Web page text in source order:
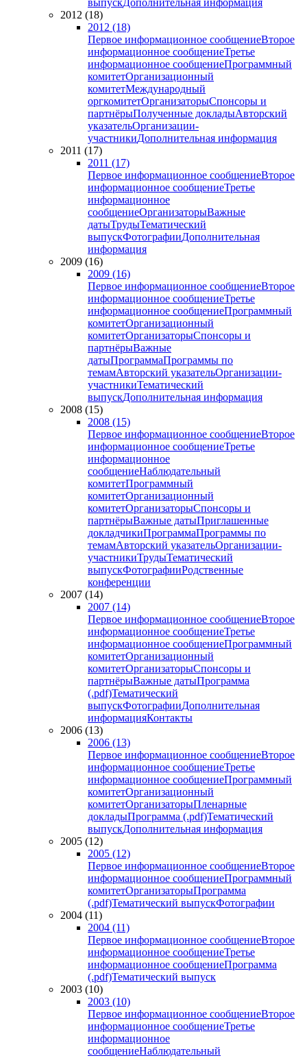
выпускДополнительная информация
2012 (18)
2012 (18)
Первое информационное сообщениеВторое
информационное сообщениеТретье
информационное сообщениеПрограммный
комитетОрганизационный
комитетМеждународный
оргкомитетОрганизаторыСпонсоры и
партнёрыПолученные докладыАвторский
указательОрганизации-
участникиДополнительная информация
2011 (17)
2011 (17)
Первое информационное сообщениеВторое
информационное сообщениеТретье
информационное
сообщениеОрганизаторыВажные
датыТрудыТематический
выпускФотографииДополнительная
информация
2009 (16)
2009 (16)
Первое информационное сообщениеВторое
информационное сообщениеТретье
информационное сообщениеПрограммный
комитетОрганизационный
комитетОрганизаторыСпонсоры и
партнёрыВажные
датыПрограммаПрограммы по
темамАвторский указательОрганизации-
участникиТематический
выпускДополнительная информация
2008 (15)
2008 (15)
Первое информационное сообщениеВторое
информационное сообщениеТретье
информационное
сообщениеНаблюдательный
комитетПрограммный
комитетОрганизационный
комитетОрганизаторыСпонсоры и
партнёрыВажные датыПриглашенные
докладчикиПрограммаПрограммы по
темамАвторский указательОрганизации-
участникиТрудыТематический
выпускФотографииРодственные
конференции
2007 (14)
2007 (14)
Первое информационное сообщениеВторое
информационное сообщениеТретье
информационное сообщениеПрограммный
комитетОрганизационный
комитетОрганизаторыСпонсоры и
партнёрыВажные датыПрограмма
(.pdf)Тематический
выпускФотографииДополнительная
информацияКонтакты
2006 (13)
2006 (13)
Первое информационное сообщениеВторое
информационное сообщениеТретье
информационное сообщениеПрограммный
комитетОрганизационный
комитетОрганизаторыПленарные
докладыПрограмма (.pdf)Тематический
выпускДополнительная информация
2005 (12)
2005 (12)
Первое информационное сообщениеВторое
информационное сообщениеПрограммный
комитетОрганизаторыПрограмма
(.pdf)Тематический выпускФотографии
2004 (11)
2004 (11)
Первое информационное сообщениеВторое
информационное сообщениеТретье
информационное сообщениеПрограмма
(.pdf)Тематический выпуск
2003 (10)
2003 (10)
Первое информационное сообщениеВторое
информационное сообщениеТретье
информационное
сообщениеНаблюдательный